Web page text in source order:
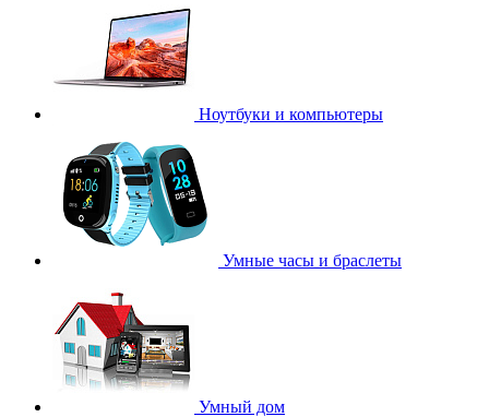
Ноутбуки и компьютеры
Умные часы и браслеты
Умный дом